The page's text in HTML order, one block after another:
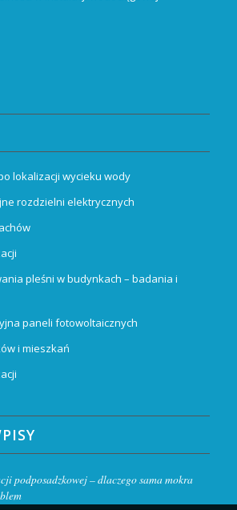
lokalizacji wycieku wody
rozdzielni elektrycznych
pleśni w budynkach – badania i
paneli fotowoltaicznych
i mieszkań
podposadzkowej – dlaczego sama mokra